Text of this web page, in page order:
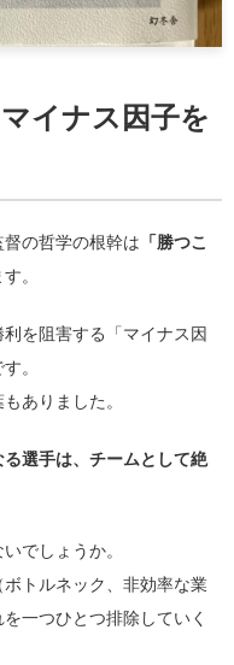
イナス因子を
の哲学の根幹は 「勝つこ
。
を阻害する「マイナス因
。
ありました。
る選手は、チームとして絶
でしょうか。
トルネック、非効率な業
一つひとつ排除していく